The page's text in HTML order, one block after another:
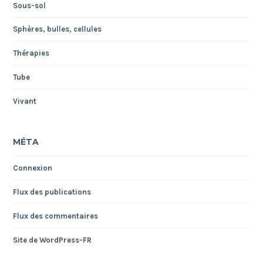
Sous-sol
Sphères, bulles, cellules
Thérapies
Tube
Vivant
MÉTA
Connexion
Flux des publications
Flux des commentaires
Site de WordPress-FR